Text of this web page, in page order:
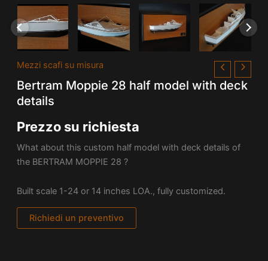
Mezzi scafi su misura
Bertram Moppie 28 half model with deck
details
Prezzo su richiesta
What about this custom half model with deck details of
the BERTRAM MOPPIE 28 ?
Built scale 1-24 or 14 inches LOA., fully customized.
Richiedi un preventivo